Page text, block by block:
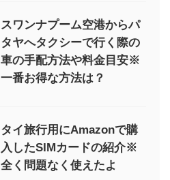
スワンナプーム空港からパ
タヤへタクシーで行く際の
車の手配方法や料金目安※
一番お得な方法は？
タイ旅行用にAmazonで購
入したSIMカードの紹介※
全く問題なく使えたよ